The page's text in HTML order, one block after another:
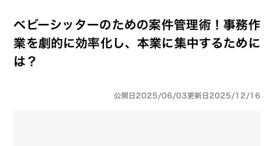
ベビーシッターのための案件管理術！事務作
業を劇的に効率化し、本業に集中するために
は？
公開日2025/06/03更新日2025/12/16